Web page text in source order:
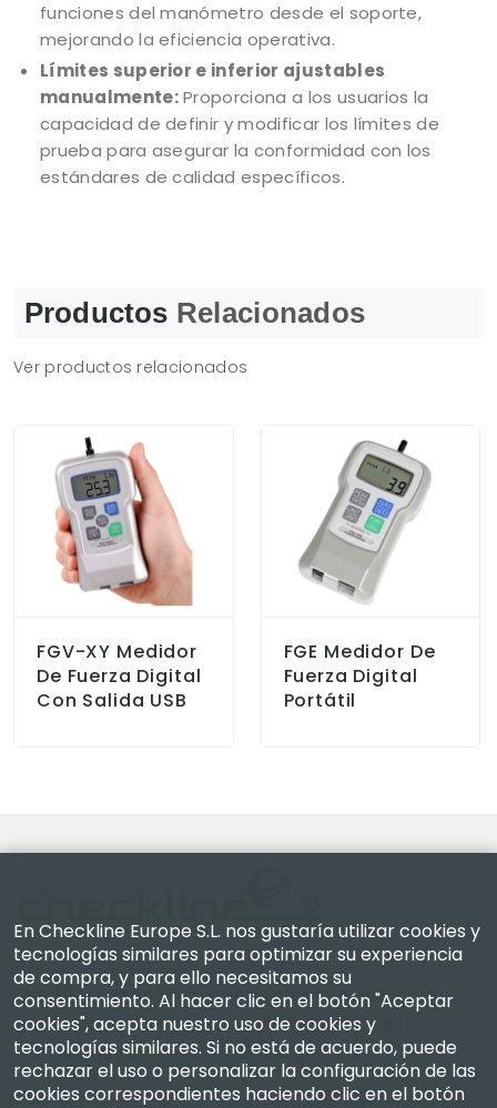
funciones del manómetro desde el soporte,
mejorando la eficiencia operativa.
Límites superior e inferior ajustables
manualmente:Proporciona a los usuarios la
capacidad de definir y modificar los límites de
prueba para asegurar la conformidad con los
estándares de calidad específicos.
Productos Relacionados
Ver productos relacionados
FGV-XY Medidor
De Fuerza Digital
Con Salida USB
FGE Medidor De
Fuerza Digital
Portátil
Checkline Europe S.L. — especialistas en el suministro,
la calibración, la certificación y la reparación de
instrumentos de medición de alta precisión.
En Checkline Europe S.L. nos gustaría utilizar cookies y
tecnologías similares para optimizar su experiencia
de compra, y para ello necesitamos su
consentimiento. Al hacer clic en el botón "Aceptar
cookies", acepta nuestro uso de cookies y
tecnologías similares. Si no está de acuerdo, puede
rechazar el uso o personalizar la configuración de las
cookies correspondientes haciendo clic en el botón